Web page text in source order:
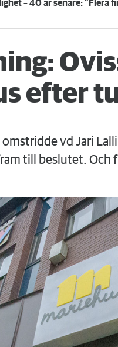
– 40 år senare: "Flera
efter
omstridde vd Jari
till beslutet. Och